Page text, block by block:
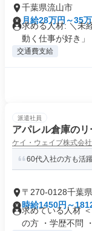
千葉県流山市
月給28万円～35
求める人材: ＼未
動く仕事が好き」
交通費支給
派遣社員
アパレル倉庫の
ケイ・ウェイブ株式会社
60代入社の方も活
〒270-0128千葉
時給1450円～
求めている人材
の方 ・学歴不問